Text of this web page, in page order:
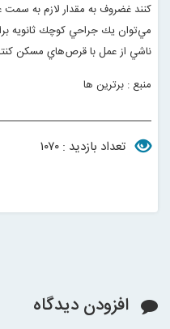
كنند‌ غضروف به مقدار لازم به
مي‌توان يك جراحي كوچك ثانويه
ناشي از عمل با قرص‌هاي مسكن
منبع : برترین ها
تعداد بازدید : ۱۰۷۰
افزودن دیدگاه